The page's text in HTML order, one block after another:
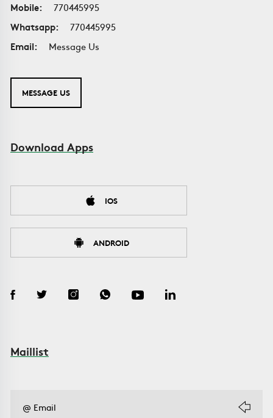
Mobile:
770445995
Whatsapp:
770445995
Email:
Message Us
MESSAGE US
Download Apps
IOS
ANDROID
Maillist